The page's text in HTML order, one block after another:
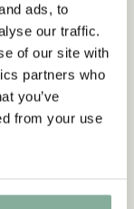
ads, to
our traffic.
of our site with
partners who
you’ve
from your use